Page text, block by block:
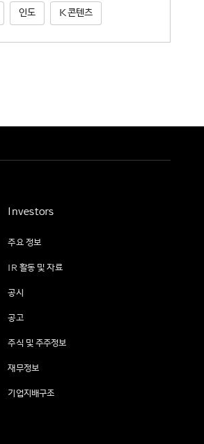
인도 K콘텐츠
Investors
주요 정보
IR 활동 및 자료
공시
공고
주식 및 주주정보
재무정보
기업지배구조